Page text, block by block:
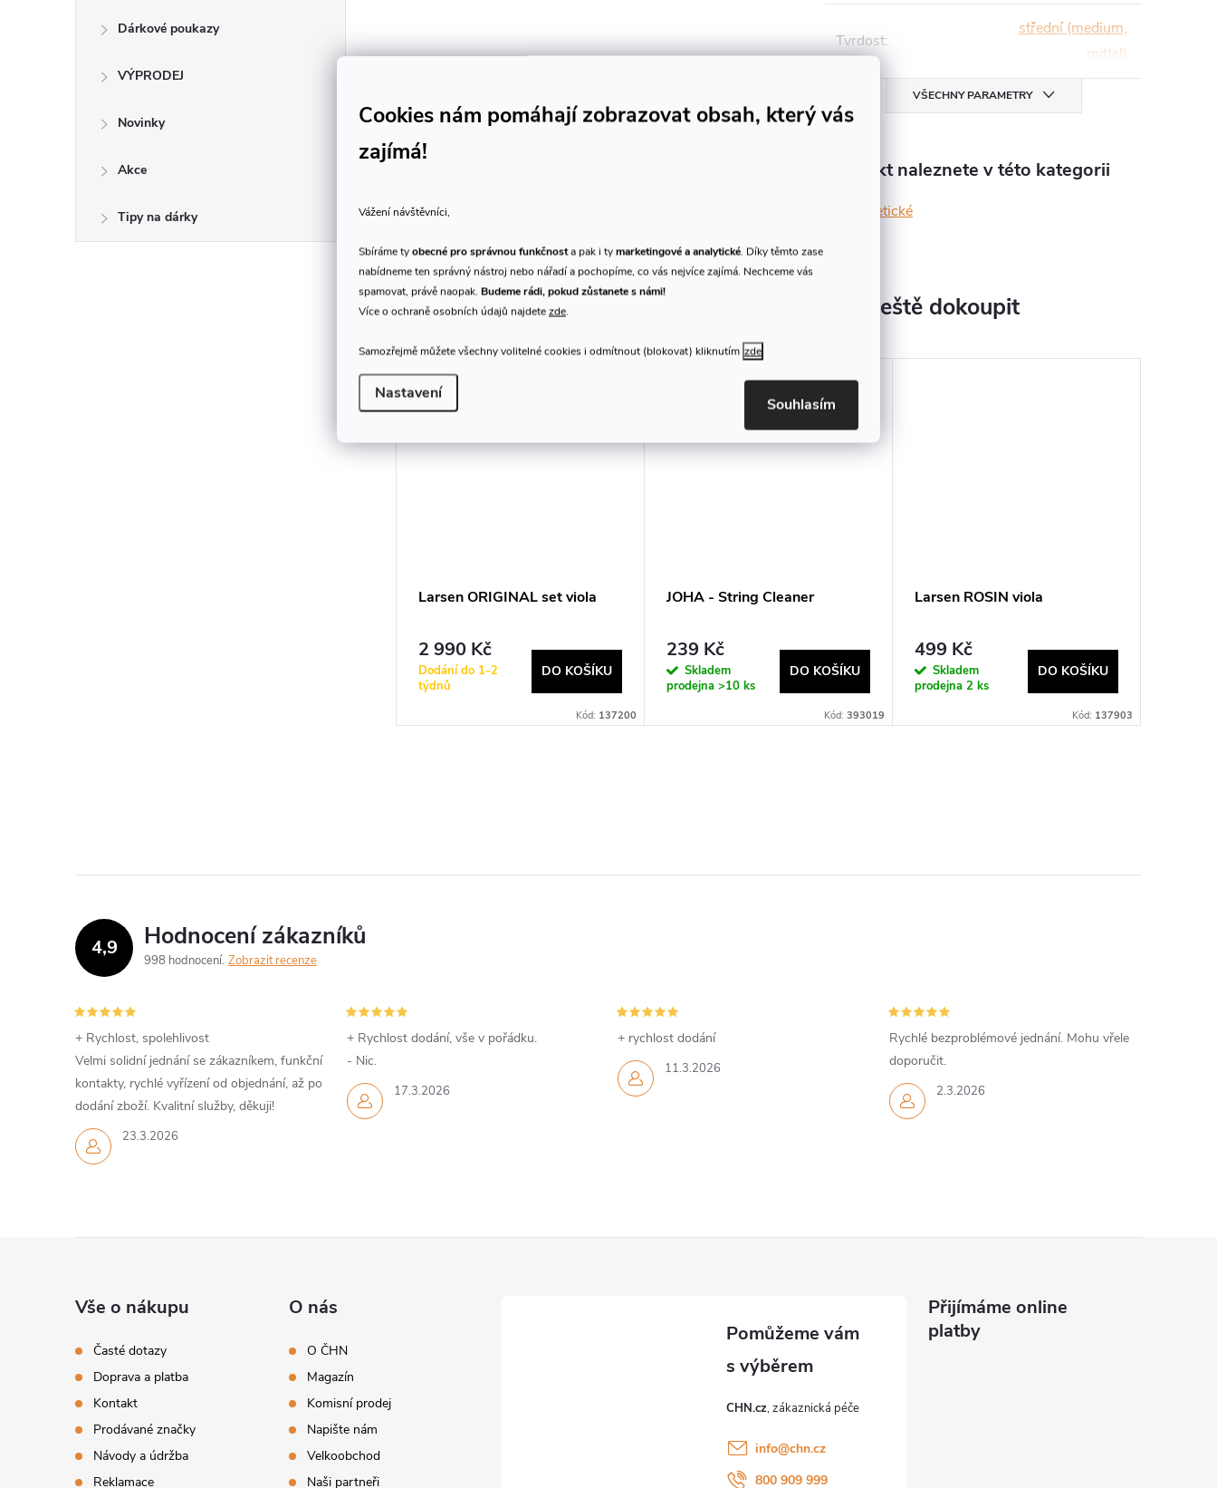
Cookies nám pomáhají zobrazovat obsah, který vás
zajímá!
Vážení návštěvníci,
Sbíráme tyobecné pro správnou funkčnosta pak i tymarketingové a analytické. Díky těmto zase
nabídneme ten správný nástroj nebo nářadí a pochopíme, co vás nejvíce zajímá. Nechceme vás
spamovat, právě naopak. Budeme rádi, pokud zůstanete s námi!
Více o ochraně osobních údajů najdetezde.
Samozřejmě můžete všechny volitelné cookies i odmítnout (blokovat) kliknutím zde
Nastavení
Souhlasím
Dárkové poukazy
VÝPRODEJ
Novinky
Akce
Tipy na dárky
Tvrdost:
střední (medium,
mittel)
VŠECHNY PARAMETRY
Produkt naleznete v této kategorii
syntetické
K tomuto produktu doporučujeme ještě dokoupit
Larsen ORIGINAL set viola
2 990 Kč
Dodání do 1-2
týdnů
DO KOŠÍKU
Kód: 137200
JOHA - String Cleaner
239 Kč
Skladem
prodejna >10 ks
DO KOŠÍKU
Kód: 393019
Larsen ROSIN viola
499 Kč
Skladem
prodejna 2 ks
DO KOŠÍKU
Kód: 137903
4,9 Hodnocení zákazníků
998 hodnocení Zobrazit recenze
23.3.2026
+ Rychlost, spolehlivost
Velmi solidní jednání se zákazníkem, funkční
kontakty, rychlé vyřízení od objednání, až po
dodání zboží. Kvalitní služby, děkuji!
17.3.2026
+ Rychlost dodání, vše v pořádku.
- Nic.
11.3.2026
+ rychlost dodání
2.3.2026
Rychlé bezproblémové jednání. Mohu vřele
doporučit.
Vše o nákupu
Časté dotazy
Doprava a platba
Kontakt
Prodávané značky
Návody a údržba
Reklamace
O nás
O ČHN
Magazín
Komisní prodej
Napište nám
Velkoobchod
Naši partneři
CHN.cz
info@chn.cz
800 909 999
Přijímáme online
platby